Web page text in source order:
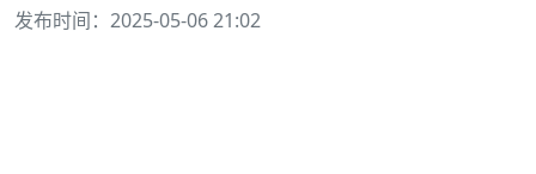
发布时间：2025-05-06 21:02